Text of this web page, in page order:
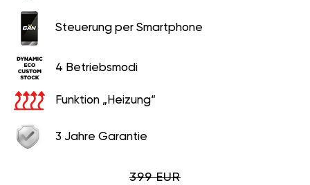
Steuerung per Smartphone
4 Betriebsmodi
Funktion „Heizung“
3 Jahre Garantie
399 EUR